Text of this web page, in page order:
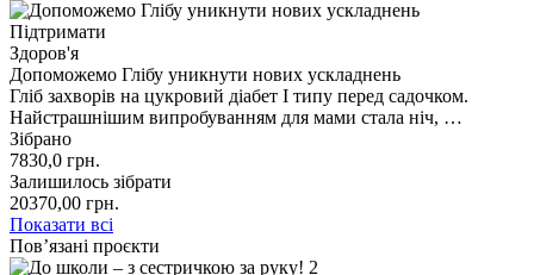
Підтримати
Здоров'я
Допоможемо Глібу уникнути нових ускладнень
Гліб захворів на цукровий діабет І типу перед садочком.
Найстрашнішим випробуванням для мами стала ніч, …
Зібрано
7830,0 грн.
Залишилось зібрати
20370,00 грн.
Показати всі
Пов’язані проєкти